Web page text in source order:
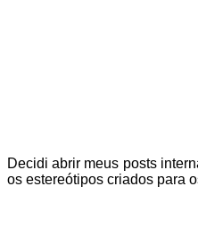
Decidi abrir meus posts
os estereótipos criados para